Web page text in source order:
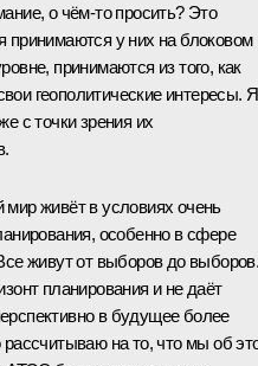
о чём‑то просить? Это
принимаются у них на блоковом
принимаются из того, как
геополитические интересы. Я
с точки зрения их
живёт в условиях очень
особенно в сфере
живут от выборов до
планирования и не даёт
в будущее более
на то, что мы об